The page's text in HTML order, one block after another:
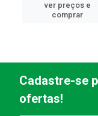
ver preços e
comprar
Cadastre-se
ofertas!